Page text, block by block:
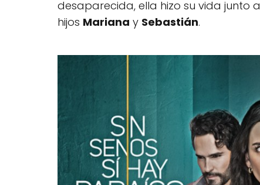
desaparecida, ella hizo su vida junto a
hijos Mariana y Sebastián.